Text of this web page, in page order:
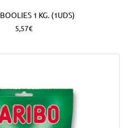
MORAS BOOLIES 1 KG. (1UDS)
5,57€